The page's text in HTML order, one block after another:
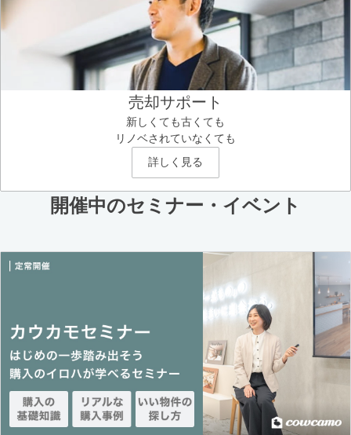
売却サポート
新しくても古くても
リノベされていなくても
詳しく見る
開催中のセミナー・イベント